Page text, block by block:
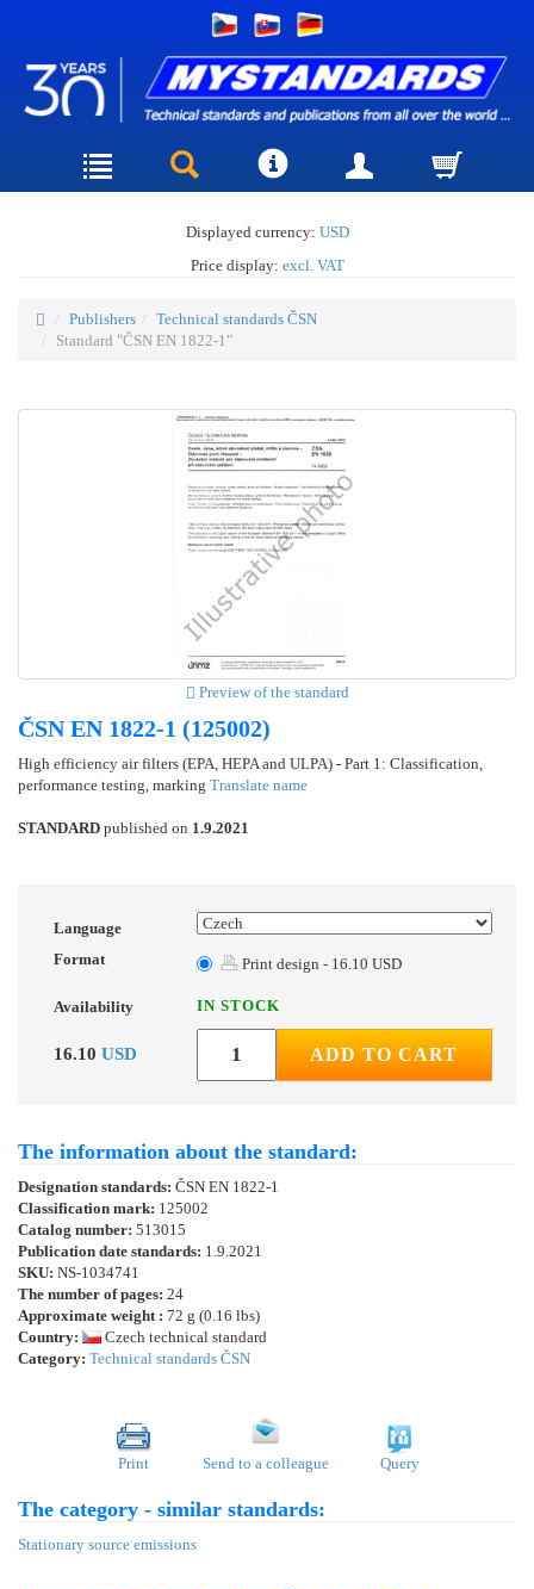
Displayed currency: USD
Price display: excl. VAT
Publishers
Technical standards ČSN
Standard "ČSN EN 1822-1"
Preview of the standard
ČSN EN 1822-1 (125002)
High efficiency air filters (EPA, HEPA and ULPA) - Part 1: Classification,
performance testing, marking Translate name
STANDARD published on 1.9.2021
Language
Format
Print design - 16.10 USD
Availability IN STOCK
16.10 USD ADD TO CART
The information about the standard:
Designation standards: ČSN EN 1822-1
Classification mark: 125002
Catalog number: 513015
Publication date standards: 1.9.2021
SKU: NS-1034741
The number of pages: 24
Approximate weight : 72 g (0.16 lbs)
Country:
Czech technical standard
Category: Technical standards ČSN
Print Send to a colleague Query
The category - similar standards:
Stationary source emissions